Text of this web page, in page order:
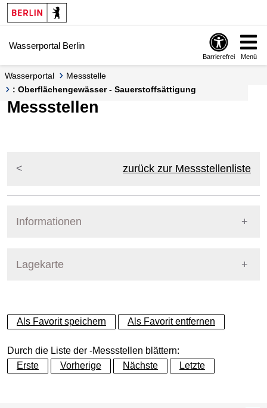
Springe zur Navigation
Springe zum Inhalt
Wasserportal Berlin
Barrierefrei Menü
Wasserportal
Messstelle
: Oberflächengewässer - Sauerstoffsättigung
Messstellen
zurück zur Messstellenliste
Informationen
Lagekarte
+
−
Als Favorit speichern Als Favorit entfernen
Durch die Liste der -Messstellen blättern:
Erste
Vorherige Nächste Letzte